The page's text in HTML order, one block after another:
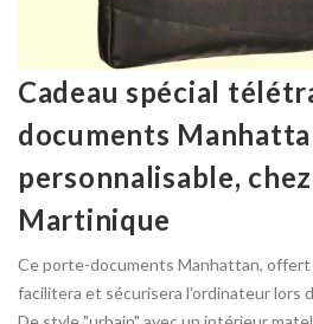
Cadeau spécial
documents
personnalisable,
Martinique
Ce porte-documents Manhattan, offert
facilitera et sécurisera l’ordinateur lors